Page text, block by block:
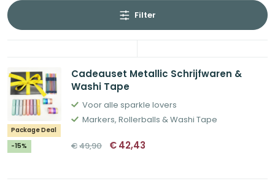
Filter
Package Deal
-15%
Cadeauset Metallic Schrijfwaren &
Washi Tape
Voor alle sparkle lovers
Markers, Rollerballs & Washi Tape
€49,90 Oorspronkelijke
prijs
€42,43